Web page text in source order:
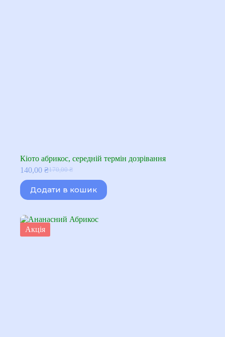
Кіото абрикос, середній термін дозрівання
170,00₴
Оригінальна
ціна:
170,00 ₴.
140,00 ₴Поточна
ціна:
140,00 ₴.
Додати в кошик
Акція